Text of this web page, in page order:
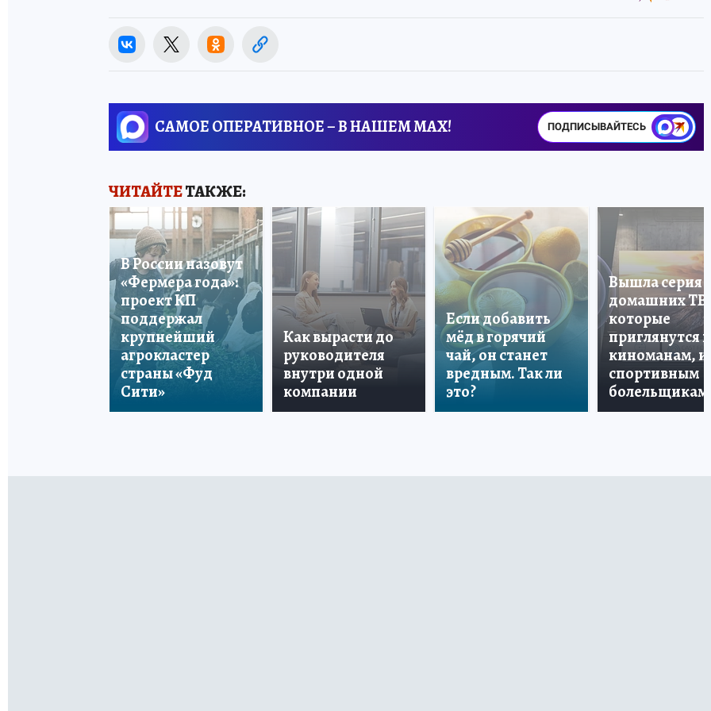
САМОЕ ОПЕРАТИВНОЕ – В НАШЕМ MAX! ПОДПИСЫВАЙТЕСЬ
ЧИТАЙТЕТАКЖЕ:
В России назовут
«Фермера года»:
проект КП
поддержал
крупнейший
агрокластер
страны «Фуд
Сити»
Как вырасти до
руководителя
внутри одной
компании
Если добавить
мёд в горячий
чай, он станет
вредным. Так ли
это?
Вышла серия
домашних ТВ,
которые
приглянутся и
киноманам, и
спортивным
болельщикам